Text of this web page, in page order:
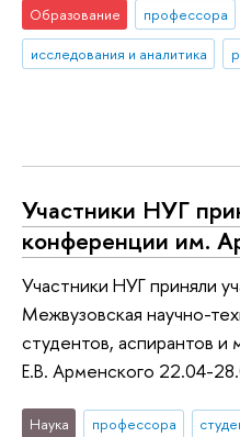
Образование профессора
исследования и аналитика
Участники НУГ
конференции им.
Участники НУГ приняли
Межвузовская научно-
студентов, аспирантов
Е.В. Арменского 22.04-
Наука профессора